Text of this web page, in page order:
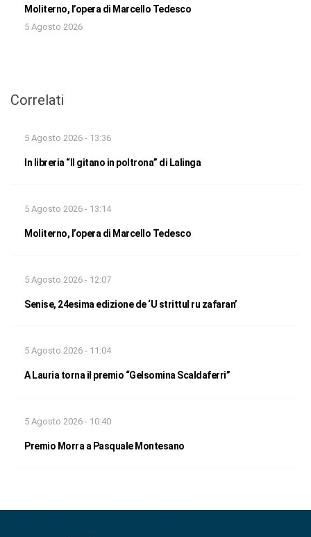
Moliterno, l’opera di Marcello Tedesco
5 Agosto 2026
Correlati
5 Agosto 2026 - 13:36
In libreria “Il gitano in poltrona” di Lalinga
5 Agosto 2026 - 13:14
Moliterno, l’opera di Marcello Tedesco
5 Agosto 2026 - 12:07
Senise, 24esima edizione de ‘U strittul ru zafaran’
5 Agosto 2026 - 11:04
A Lauria torna il premio “Gelsomina Scaldaferri”
5 Agosto 2026 - 10:40
Premio Morra a Pasquale Montesano